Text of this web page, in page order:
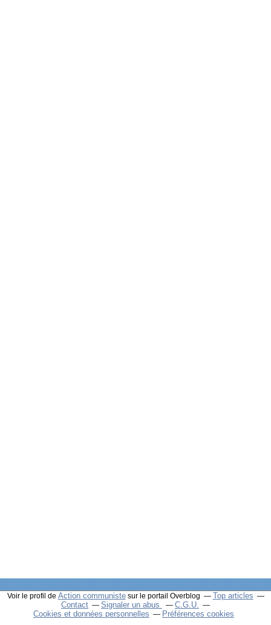
Voir le profil de Action communistesur le portail Overblog
Top articles
Contact
Signaler un abus
C.G.U.
Cookies et données personnelles
Préférences cookies